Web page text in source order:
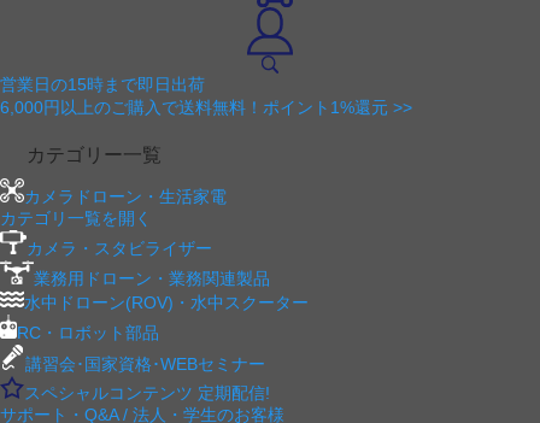
営業日の15時まで即日出荷
6,000円以上のご購入で送料無料！ポイント1%還元 >>
カテゴリー一覧
カメラドローン・生活家電
カテゴリ一覧を開く
カメラ・スタビライザー
業務用ドローン・業務関連製品
水中ドローン(ROV)・水中スクーター
RC・ロボット部品
講習会･国家資格･WEBセミナー
スペシャルコンテンツ 定期配信!
サポート・Q&A / 法人・学生のお客様